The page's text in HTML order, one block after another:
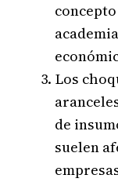
Los
de
suelen